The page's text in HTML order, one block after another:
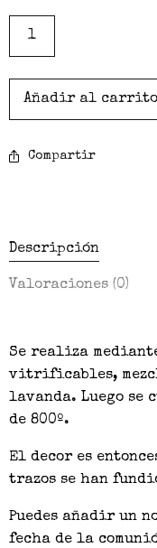
Añadir al carrito
Compartir
Descripción
Valoraciones (0)
Se realiza
vitrificables,
lavanda. Luego se
de 800º.
El decor es
trazos se han
Puedes añadir un
fecha de la